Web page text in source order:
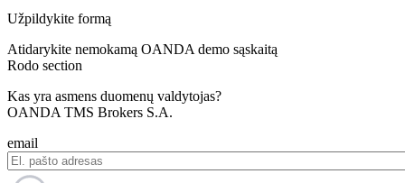
Užpildykite formą
Atidarykite nemokamą OANDA demo sąskaitą
Rodo section
Kas yra asmens duomenų valdytojas?
OANDA TMS Brokers S.A.
email